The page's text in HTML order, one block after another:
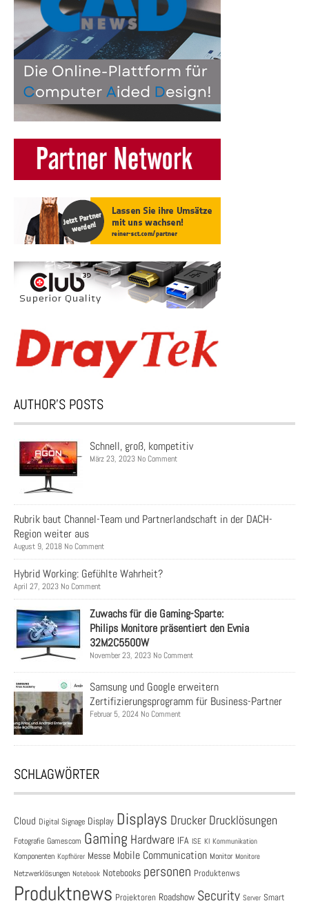
AUTHOR’S POSTS
Schnell, groß, kompetitiv
März 23, 2023 No Comment
Rubrik baut Channel-Team und Partnerlandschaft in der DACH-
Region weiter aus
August 9, 2018 No Comment
Hybrid Working: Gefühlte Wahrheit?
April 27, 2023 No Comment
Zuwachs für die Gaming-Sparte:
Philips Monitore präsentiert den Evnia
32M2C5500W
November 23, 2023 No Comment
Samsung und Google erweitern
Zertifizierungsprogramm für Business-Partner
Februar 5, 2024 No Comment
SCHLAGWÖRTER
Cloud Digital Signage Display Displays Drucker Drucklösungen
Fotografie Gamescom Gaming Hardware IFA ISE KI Kommunikation
Komponenten Kopfhörer Messe Mobile Communication Monitor Monitore
Netzwerklösungen Notebook Notebooks personen Produktenws
Produktnews Projektoren Roadshow Security Server Smart